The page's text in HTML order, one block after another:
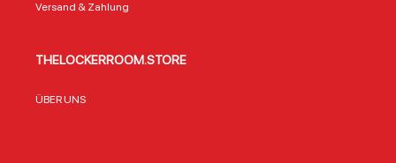
Versand & Zahlung
THELOCKERROOM.STORE
ÜBER UNS